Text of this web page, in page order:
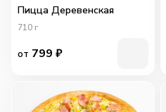
Пицца Деревенская
710 г
от 799 ₽